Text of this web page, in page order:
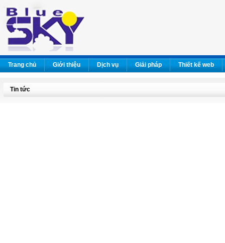
Trang chủ Giới thiệu Dịch vụ Giải pháp Thiết kế web
Tin tức